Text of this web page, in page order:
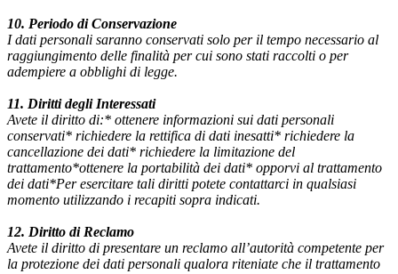
10. Periodo di Conservazione
I dati personali saranno conservati solo per il tempo necessario al
raggiungimento delle finalità per cui sono stati raccolti o per
adempiere a obblighi di legge.
11. Diritti degli Interessati
Avete il diritto di:* ottenere informazioni sui dati personali
conservati* richiedere la rettifica di dati inesatti* richiedere la
cancellazione dei dati* richiedere la limitazione del
trattamento*ottenere la portabilità dei dati* opporvi al trattamento
dei dati*Per esercitare tali diritti potete contattarci in qualsiasi
momento utilizzando i recapiti sopra indicati.
12. Diritto di Reclamo
Avete il diritto di presentare un reclamo all’autorità competente per
la protezione dei dati personali qualora riteniate che il trattamento